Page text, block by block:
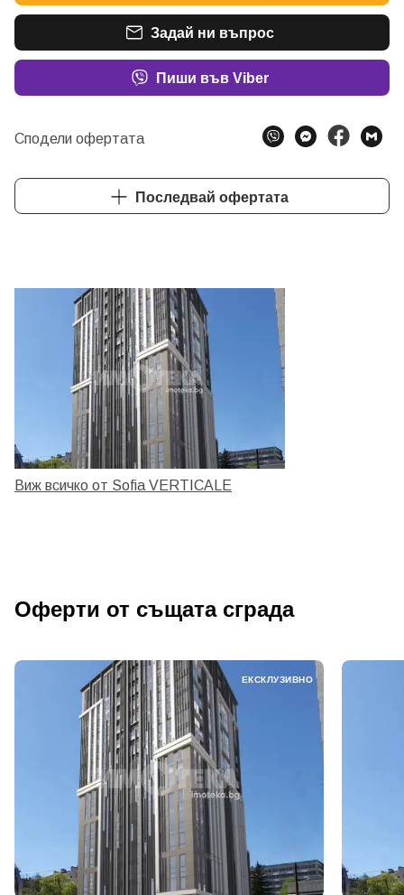
Задай ни въпрос
Пиши във Viber
Сподели офертата
Последвай офертата
Виж всичко от Sofia VERTICALE
Оферти от същата сграда
ЕКСКЛУЗИВНО